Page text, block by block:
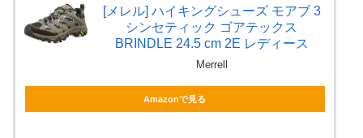
[メレル] ハイキングシューズ モアブ 3
シンセティック ゴアテックス
BRINDLE 24.5 cm 2E レディース
Merrell
Amazonで見る